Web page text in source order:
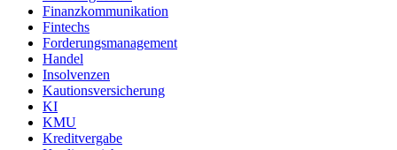
Finanzkommunikation
Fintechs
Forderungsmanagement
Handel
Insolvenzen
Kautionsversicherung
KI
KMU
Kreditvergabe